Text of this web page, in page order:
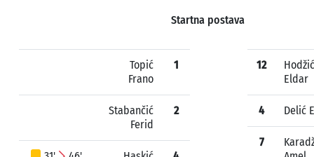
Startna postava
Topić
Frano
1
Stabančić
Ferid
2
12
Hodžić
Eldar
4 Delić
7